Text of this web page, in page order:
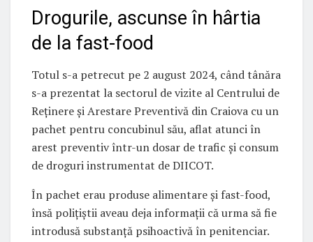
Drogurile, ascunse în hârtia
de la fast-food
Totul s-a petrecut pe 2 august 2024, când tânăra
s-a prezentat la sectorul de vizite al Centrului de
Reținere și Arestare Preventivă din Craiova cu un
pachet pentru concubinul său, aflat atunci în
arest preventiv într-un dosar de trafic și consum
de droguri instrumentat de DIICOT.
În pachet erau produse alimentare și fast-food,
însă polițiștii aveau deja informații că urma să fie
introdusă substanță psihoactivă în penitenciar.